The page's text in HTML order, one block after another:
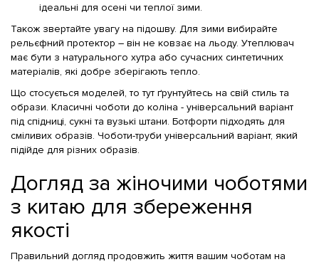
ідеальні для осені чи теплої зими.
Також звертайте увагу на підошву. Для зими вибирайте
рельєфний протектор – він не ковзає на льоду. Утеплювач
має бути з натурального хутра або сучасних синтетичних
матеріалів, які добре зберігають тепло.
Що стосується моделей, то тут ґрунтуйтесь на свій стиль та
образи. Класичні чоботи до коліна - універсальний варіант
під спідниці, сукні та вузькі штани. Ботфорти підходять для
сміливих образів. Чоботи-труби універсальний варіант, який
підійде для різних образів.
Догляд за жіночими чоботями
з китаю для збереження
якості
Правильний догляд продовжить життя вашим чоботам на